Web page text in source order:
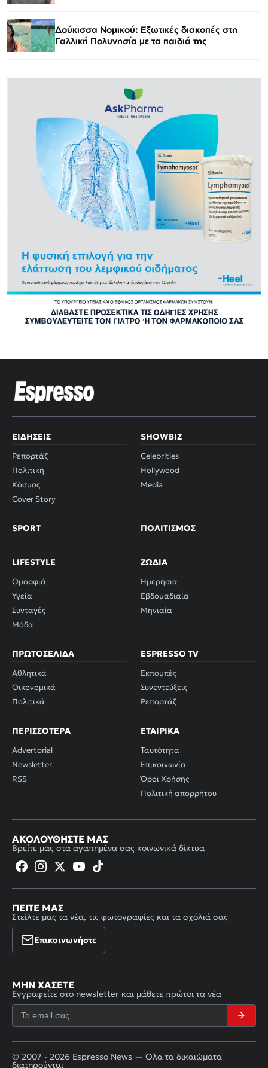
Δούκισσα Νομικού: Εξωτικές διακοπές στη
Γαλλική Πολυνησία με τα παιδιά της
ΕΙΔΉΣΕΙΣ
Ρεπορτάζ
Πολιτική
Κόσμος
Cover Story
SHOWBIZ
Celebrities
Hollywood
Media
SPORT ΠΟΛΙΤΙΣΜΌΣ
LIFESTYLE
Ομορφιά
Υγεία
Συνταγές
Μόδα
ΖΏΔΙΑ
Ημερήσια
Εβδομαδιαία
Μηνιαία
ΠΡΩΤΟΣΈΛΙΔΑ
Αθλητικά
Οικονομικά
Πολιτικά
ESPRESSO TV
Εκπομπές
Συνεντεύξεις
Ρεπορτάζ
ΠΕΡΙΣΣΌΤΕΡΑ
Advertorial
Newsletter
RSS
ΕΤΑΙΡΙΚΆ
Ταυτότητα
Επικοινωνία
Όροι Χρήσης
Πολιτική απορρήτου
ΑΚΟΛΟΥΘΉΣΤΕ ΜΑΣ
Βρείτε μας στα αγαπημένα σας κοινωνικά δίκτυα
ΠΕΊΤΕ ΜΑΣ
Στείλτε μας τα νέα, τις φωτογραφίες και τα σχόλιά σας
Επικοινωνήστε
ΜΗΝ ΧΆΣΕΤΕ
Εγγραφείτε στο newsletter και μάθετε πρώτοι τα νέα
© 2007 - 2026 Espresso News — Όλα τα δικαιώματα
διατηρούνται